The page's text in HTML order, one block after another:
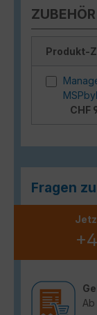
Produkt-
CHF
Fragen